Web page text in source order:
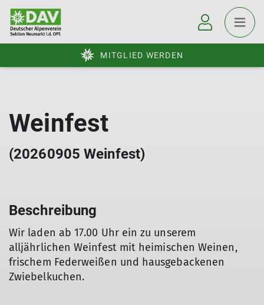
MITGLIED WERDEN
Weinfest
(20260905 Weinfest)
Beschreibung
Wir laden ab 17.00 Uhr ein zu unserem
alljährlichen Weinfest mit heimischen Weinen,
frischem Federweißen und hausgebackenen
Zwiebelkuchen.